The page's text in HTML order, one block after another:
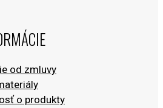
od zmluvy
o produkty